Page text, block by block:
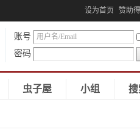
设为首页 赞助
账号
密码
虫子屋 小组 搜